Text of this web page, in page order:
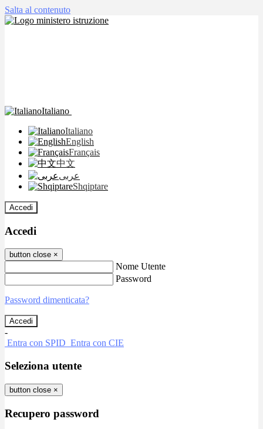
Salta al contenuto
Italiano
Italiano
English
Français
中文
عربى
Shqiptare
Accedi
Accedi
button close ×
Nome Utente
Password
Password dimenticata?
-
Entra con SPID Entra con CIE
Seleziona utente
button close ×
Recupero password